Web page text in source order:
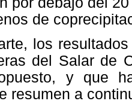
de
los
del Salar de
y que
resumen a